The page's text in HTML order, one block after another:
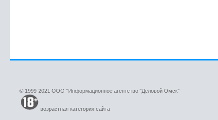
© 1999-2021 ООО "Информационное агентство "Деловой Омск"
возрастная категория сайта